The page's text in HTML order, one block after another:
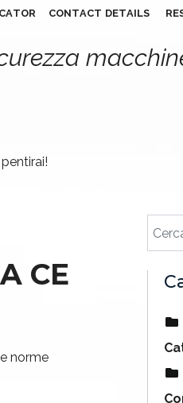
CONTACT DETAILS
CE
norme